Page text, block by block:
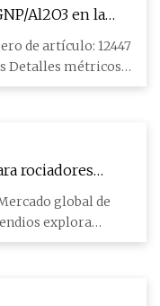
Al2O3 en la
y tribológico del
de artículo: 12447
Detalles métricos
rociadores
oportunidades
global de
explora